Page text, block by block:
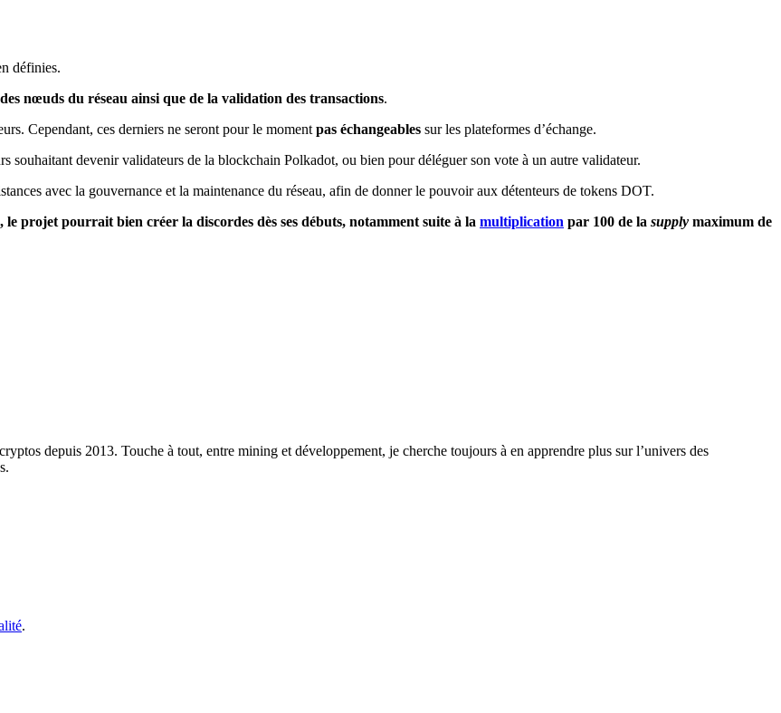
définies.
nœuds du réseau ainsi que de la validation des transactions.
Cependant, ces derniers ne seront pour le momentpas échangeables sur les plateformes d’échange.
devenir validateurs de la blockchain Polkadot, ou bien pour déléguer son vote à un autre validateur.
avec la gouvernance et la maintenance du réseau, afin de donner le pouvoir aux détenteurs de tokens DOT.
projet pourrait bien créer la discordes dès ses débuts, notamment suite à la multiplication par 100 de la supply maximum de
depuis 2013. Touche à tout, entre mining et développement, je cherche toujours à en apprendre plus sur l’univers des
.